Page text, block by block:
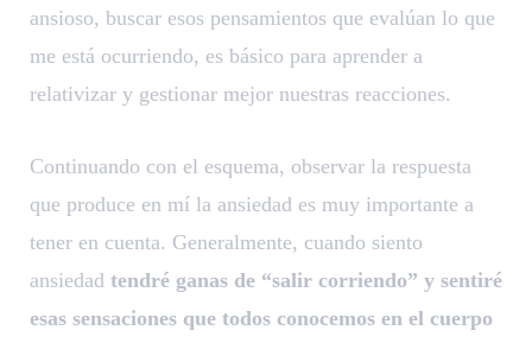
ansioso, buscar esos pensamientos que evalúan lo que
me está ocurriendo, es básico para aprender a
relativizar y gestionar mejor nuestras reacciones.
Continuando con el esquema, observar la respuesta
que produce en mí la ansiedad es muy importante a
tener en cuenta. Generalmente, cuando siento
ansiedad tendré ganas de “salir corriendo” y sentiré
esas sensaciones que todos conocemos en el cuerpo